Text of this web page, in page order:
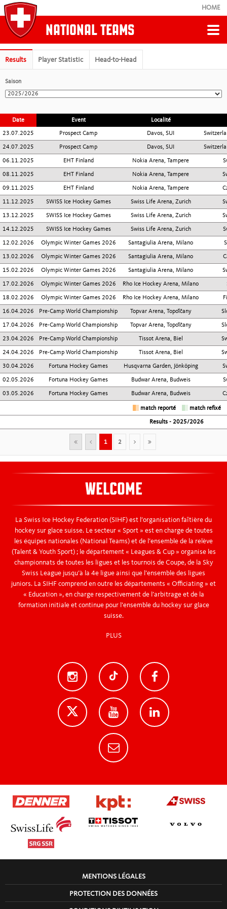
HOME
NATIONAL TEAMS
Retour
MEN'S NATIONAL TEAM
Schedule
Results & Stats
Staff
Silver Medallists 2025
Silver Heroes 2024
Results Player Statistic Head-to-Head
Saison
Date Event Localité
23.07.2025 Prospect Camp Davos, SUI
24.07.2025 Prospect Camp Davos, SUI
06.11.2025 EHT Finland Nokia Arena, Tampere
08.11.2025 EHT Finland Nokia Arena, Tampere
09.11.2025 EHT Finland Nokia Arena, Tampere
11.12.2025 SWISS Ice Hockey Games Swiss Life Arena, Zurich
13.12.2025 SWISS Ice Hockey Games Swiss Life Arena, Zurich
14.12.2025 SWISS Ice Hockey Games Swiss Life Arena, Zurich
12.02.2026 Olympic Winter Games 2026 Santagiulia Arena, Milano
13.02.2026 Olympic Winter Games 2026 Santagiulia Arena, Milano
15.02.2026 Olympic Winter Games 2026 Santagiulia Arena, Milano
17.02.2026 Olympic Winter Games 2026 Rho Ice Hockey Arena, Milano
18.02.2026 Olympic Winter Games 2026 Rho Ice Hockey Arena, Milano
16.04.2026 Pre-Camp World Championship Topvar Arena, Topoľčany
17.04.2026 Pre-Camp World Championship Topvar Arena, Topoľčany
23.04.2026 Pre-Camp World Championship Tissot Arena, Biel
24.04.2026 Pre-Camp World Championship Tissot Arena, Biel
30.04.2026 Fortuna Hockey Games Husqvarna Garden, Jönköping
02.05.2026 Fortuna Hockey Games Budwar Arena, Budweis
03.05.2026 Fortuna Hockey Games Budwar Arena, Budweis
Results - 2025/2026
match reporté match refixé
1 2
WELCOME
La Swiss Ice Hockey Federation (SIHF) est l’organisation faîtière du
hockey sur glace suisse. Le secteur « Sport » est en charge de toutes
les équipes nationales (National Teams) et de l’ensemble de la relève
(Talent & Youth Sport) ; le département « Leagues & Cup » organise les
championnats de toutes les ligues et les tournois de Coupe, de la Sky
Swiss League jusqu’à la 4e ligue ainsi que l’ensemble des ligues
juniors. La SIHF comprend en outre les départements « Officiating » et
« Education », en charge respectivement de l’arbitrage et de la
formation initiale et continue pour l’ensemble du hockey sur glace
suisse.
PLUS
MENTIONS LÉGALES
PROTECTION DES DONNÉES